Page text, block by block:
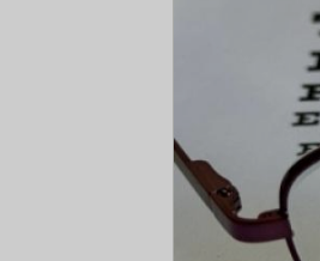
Olika regler
Om du köper
varan
Om du själv
så länge de
tjänster.Till